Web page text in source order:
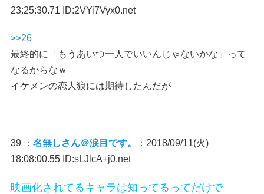
23:25:30.71 ID:2VYi7Vyx0.net
>>26
最終的に「もうあいつ一人でいいんじゃないかな」って
なるからなｗ
イケメンの恋人狼には期待したんだが
39 ： 名無しさん＠涙目です。
：2018/09/11(火)
18:08:00.55 ID:sLJlcA+j0.net
映画化されてるキャラは知ってるってだけで